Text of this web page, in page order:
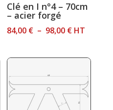
€
€
Clé en I n°4 – 70cm
– acier forgé
84,00 € – 98,00 €Plage
prix :
98,00 €
HT